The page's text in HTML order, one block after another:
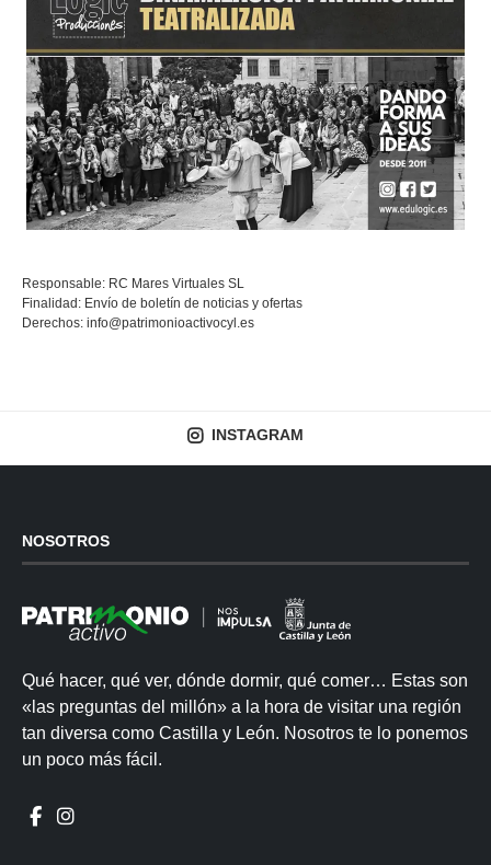
Responsable: RC Mares Virtuales SL
Finalidad: Envío de boletín de noticias y ofertas
Derechos: info@patrimonioactivocyl.es
INSTAGRAM
NOSOTROS
Qué hacer, qué ver, dónde dormir, qué comer… Estas son
«las preguntas del millón» a la hora de visitar una región
tan diversa como Castilla y León. Nosotros te lo ponemos
un poco más fácil.